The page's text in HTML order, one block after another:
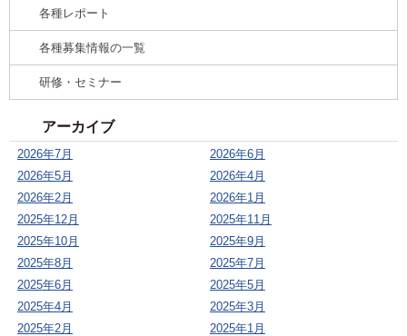
各種レポート
各種募集情報の一覧
研修・セミナー
アーカイブ
2026年7月
2026年6月
2026年5月
2026年4月
2026年2月
2026年1月
2025年12月
2025年11月
2025年10月
2025年9月
2025年8月
2025年7月
2025年6月
2025年5月
2025年4月
2025年3月
2025年2月
2025年1月